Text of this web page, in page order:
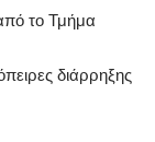
το Τμήμα
διάρρηξης